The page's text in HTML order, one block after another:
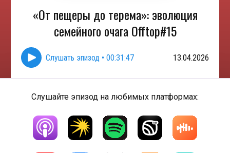
«От пещеры до терема»: эволюция
семейного очага Offtop#15
Слушать эпизод • 00:31:47 13.04.2026
Слушайте эпизод на любимых платформах: